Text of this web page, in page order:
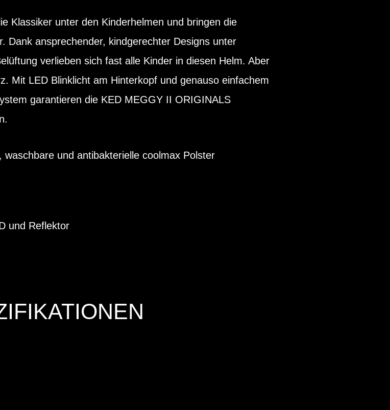
Klassiker unter den Kinderhelmen und bringen die
Dank ansprechender, kindgerechter Designs unter
verlieben sich fast alle Kinder in diesen Helm. Aber
Mit LED Blinklicht am Hinterkopf und genauso einfachem
garantieren die KED MEGGY II ORIGINALS
und antibakterielle coolmax Polster
und Reflektor